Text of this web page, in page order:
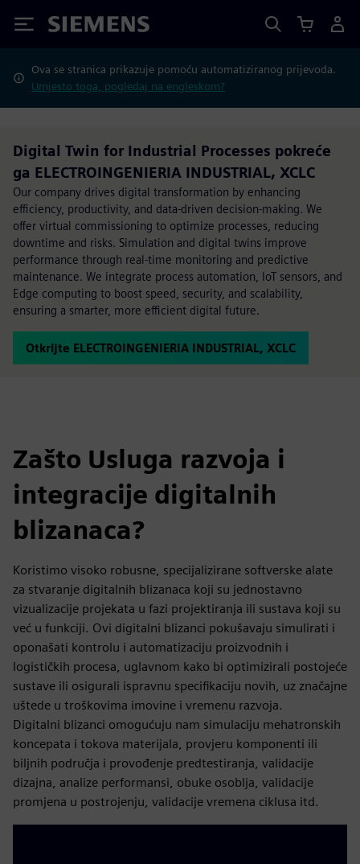
Siemens
Ova se stranica prikazuje pomoću automatiziranog prijevoda.
Umjesto toga, pogledaj na engleskom?
Digital Twin for Industrial Processes pokreće
ga ELECTROINGENIERIA INDUSTRIAL, XCLC
Our company drives digital transformation by enhancing
efficiency, productivity, and data-driven decision-making. We
offer virtual commissioning to optimize processes, reducing
downtime and risks. Simulation and digital twins improve
performance through real-time monitoring and predictive
maintenance. We integrate process automation, IoT sensors, and
Edge computing to boost speed, security, and scalability,
ensuring a smarter, more efficient digital future.
Otkrijte ELECTROINGENIERIA INDUSTRIAL, XCLC
Zašto Usluga razvoja i
integracije digitalnih
blizanaca?
Koristimo visoko robusne, specijalizirane softverske alate
za stvaranje digitalnih blizanaca koji su jednostavno
vizualizacije projekata u fazi projektiranja ili sustava koji su
već u funkciji. Ovi digitalni blizanci pokušavaju simulirati i
oponašati kontrolu i automatizaciju proizvodnih i
logističkih procesa, uglavnom kako bi optimizirali postojeće
sustave ili osigurali ispravnu specifikaciju novih, uz značajne
uštede u troškovima imovine i vremenu razvoja.
Digitalni blizanci omogućuju nam simulaciju mehatronskih
koncepata i tokova materijala, provjeru komponenti ili
biljnih područja i provođenje predtestiranja, validacije
dizajna, analize performansi, obuke osoblja, validacije
promjena u postrojenju, validacije vremena ciklusa itd.